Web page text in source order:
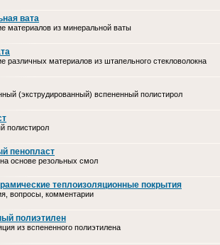
вата
материалов из минеральной ваты
различных материалов из штапельного стекловолокна
(экструдированный) вспененный полистирол
полистирол
пенопласт
основе резольных смол
теплоизоляционные покрытия
вопросы, комментарии
полиэтилен
из вспененного полиэтилена